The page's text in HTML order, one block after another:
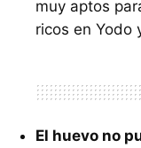
muy aptos
ricos en Yodo
El huevo no